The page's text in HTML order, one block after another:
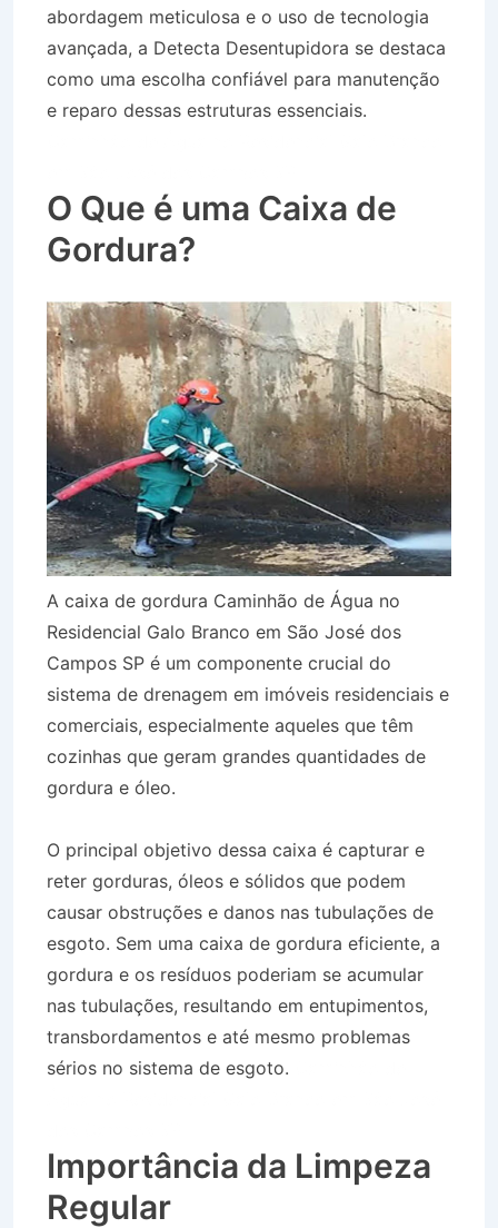
abordagem meticulosa e o uso de tecnologia
avançada, a Detecta Desentupidora se destaca
como uma escolha confiável para manutenção
e reparo dessas estruturas essenciais.
O Que é uma Caixa de
Gordura?
A caixa de gordura Caminhão de Água no
Residencial Galo Branco em São José dos
Campos SP é um componente crucial do
sistema de drenagem em imóveis residenciais e
comerciais, especialmente aqueles que têm
cozinhas que geram grandes quantidades de
gordura e óleo.
O principal objetivo dessa caixa é capturar e
reter gorduras, óleos e sólidos que podem
causar obstruções e danos nas tubulações de
esgoto. Sem uma caixa de gordura eficiente, a
gordura e os resíduos poderiam se acumular
nas tubulações, resultando em entupimentos,
transbordamentos e até mesmo problemas
sérios no sistema de esgoto.
Importância da Limpeza
Regular